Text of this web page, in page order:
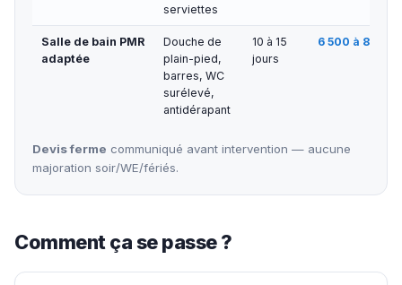
serviettes
Salle de bain PMR
adaptée
Douche de
plain-pied,
barres, WC
surélevé,
antidérapant
10 à 15
jours
6 500 à 8 000
Devis ferme communiqué avant intervention — aucune
majoration soir/WE/fériés.
Comment ça se passe ?